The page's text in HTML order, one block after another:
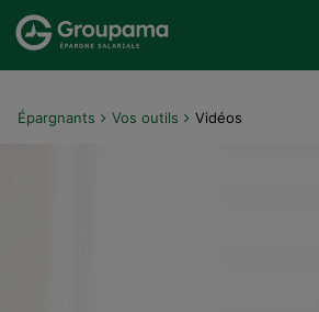
Aller au menu
Aller au contenu
Épargnants Vos outils Vidéos